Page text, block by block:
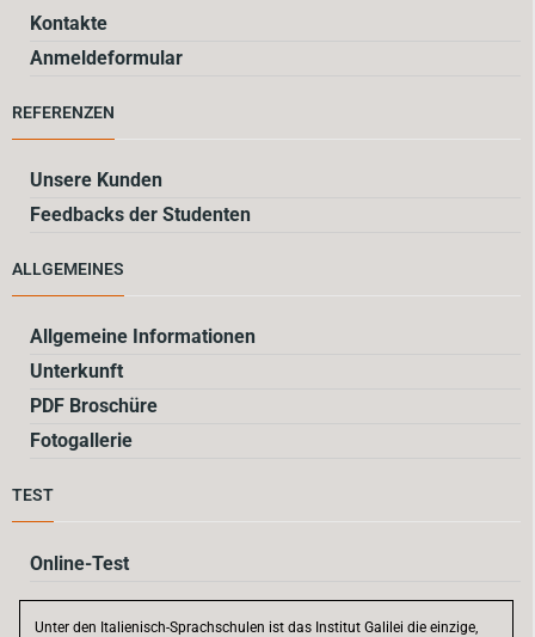
Kontakte
Anmeldeformular
REFERENZEN
Unsere Kunden
Feedbacks der Studenten
ALLGEMEINES
Allgemeine Informationen
Unterkunft
PDF Broschüre
Fotogallerie
TEST
Online-Test
Unter den Italienisch-Sprachschulen ist das Institut Galilei die einzige,